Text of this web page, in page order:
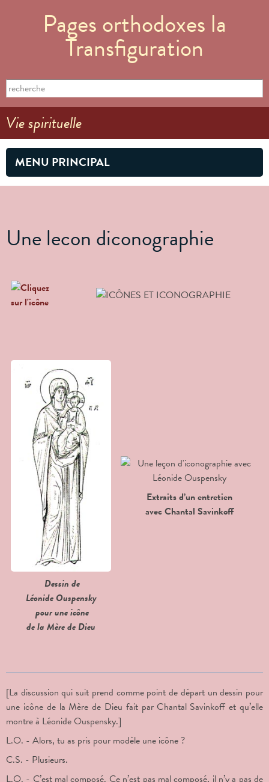
contenu
principal
Pages orthodoxes la
Transfiguration
Formulaire de recherche
Search this site
Vie spirituelle
MENU PRINCIPAL
Une lecon diconographie
Dessin de
Léonide Ouspensky
pour une icône
de la Mère de Dieu
Extraits d’un entretien
avec Chantal Savinkoff
[La discussion qui suit prend comme point de départ un dessin pour
une icône de la Mère de Dieu fait par Chantal Savinkoff et qu’elle
montre à Léonide Ouspensky.]
L.O. - Alors, tu as pris pour modèle une icône ?
C.S. - Plusieurs.